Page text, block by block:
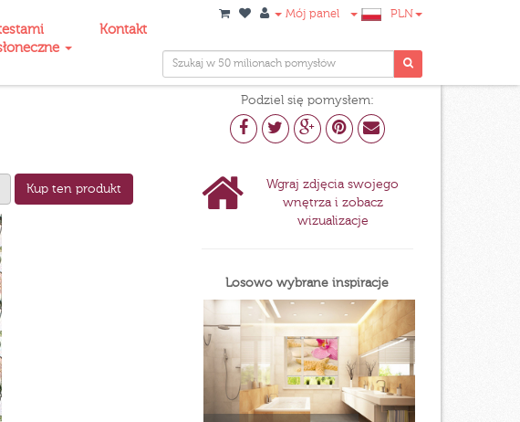
Kontakt
Mój panel PLN
Kup ten produkt
Podziel się pomysłem:
Wgraj zdjęcia swojego
wnętrza i zobacz
wizualizacje
Losowo wybrane inspiracje